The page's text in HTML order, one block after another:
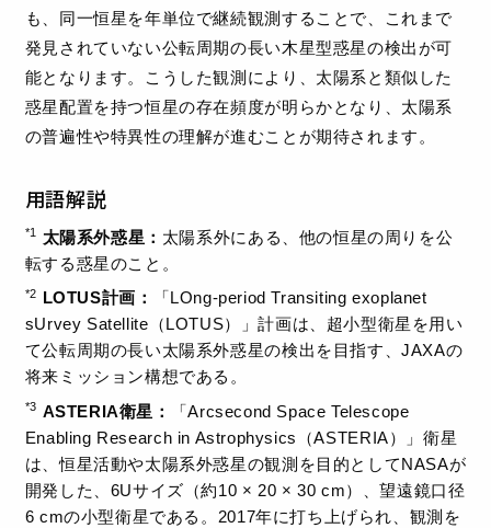
も、同一恒星を年単位で継続観測することで、これまで
発見されていない公転周期の長い木星型惑星の検出が可
能となります。こうした観測により、太陽系と類似した
惑星配置を持つ恒星の存在頻度が明らかとなり、太陽系
の普遍性や特異性の理解が進むことが期待されます。
用語解説
*1 太陽系外惑星： 太陽系外にある、他の恒星の周りを公
転する惑星のこと。
*2 LOTUS計画：
「LOng-period Transiting exoplanet
sUrvey Satellite（LOTUS）」計画は、超小型衛星を用い
て公転周期の長い太陽系外惑星の検出を目指す、JAXAの
将来ミッション構想である。
*3 ASTERIA衛星：
「Arcsecond Space Telescope
Enabling Research in Astrophysics（ASTERIA）」衛星
は、恒星活動や太陽系外惑星の観測を目的としてNASAが
開発した、6Uサイズ（約10 × 20 × 30 cm）、望遠鏡口径
6 cmの小型衛星である。2017年に打ち上げられ、観測を